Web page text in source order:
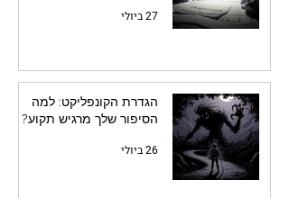
27 ביולי
הגדרת הקונפליקט: למה
הסיפור שלך מרגיש תקוע?
26 ביולי